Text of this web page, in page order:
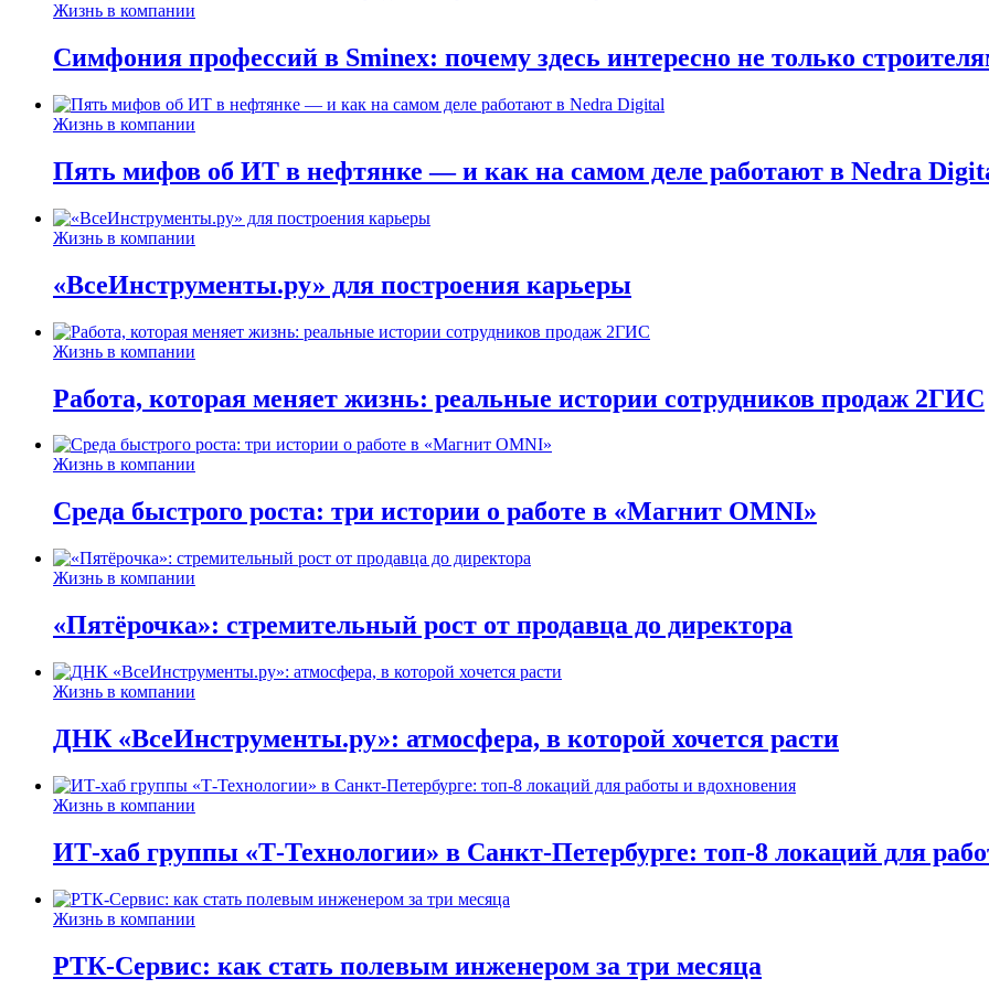
Жизнь в компании
Симфония профессий в Sminex: почему здесь интересно не только
Жизнь в компании
Пять мифов об ИТ в нефтянке — и как на самом деле работают в Nedra
Жизнь в компании
«ВсеИнструменты.ру» для построения карьеры
Жизнь в компании
Работа, которая меняет жизнь: реальные истории сотрудников продаж 2ГИС
Жизнь в компании
Среда быстрого роста: три истории о работе в «Магнит OMNI»
Жизнь в компании
«Пятёрочка»: стремительный рост от продавца до директора
Жизнь в компании
ДНК «ВсеИнструменты.ру»: атмосфера, в которой хочется расти
Жизнь в компании
ИТ-хаб группы «Т-Технологии» в Санкт-Петербурге: топ-8 локаций для
Жизнь в компании
РТК-Сервис: как стать полевым инженером за три месяца